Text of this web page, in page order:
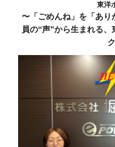
東洋
〜「ごめんね」を「あり
員の“声”から生まれる